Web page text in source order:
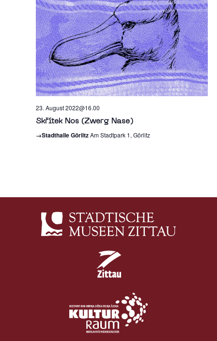
23. August 2022@16.00
Skřítek Nos (Zwerg Nase)
→Stadthalle GörlitzAm Stadtpark 1, Görlitz